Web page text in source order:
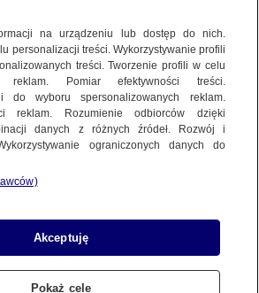
Oops!
wrong. Please try
app
na urządzeniu lub dostęp do nich.
personalizacji treści. Wykorzystywanie profili
treści. Tworzenie profili w celu
reklam. Pomiar efektywności treści.
do wyboru spersonalizowanych reklam.
reklam. Rozumienie odbiorców dzięki
danych z różnych źródeł. Rozwój i
ograniczonych danych do
Akceptuję
Pokaż cele